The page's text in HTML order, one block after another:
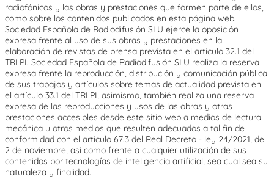
radiofónicos y las obras y prestaciones que formen parte de ellos,
como sobre los contenidos publicados en esta página web.
Sociedad Española de Radiodifusión SLU ejerce la oposición
expresa frente al uso de sus obras y prestaciones en la
elaboración de revistas de prensa prevista en el artículo 32.1 del
TRLPI. Sociedad Española de Radiodifusión SLU realiza la reserva
expresa frente la reproducción, distribución y comunicación pública
de sus trabajos y artículos sobre temas de actualidad prevista en
el artículo 33.1 del TRLPI, asimismo, también realiza una reserva
expresa de las reproducciones y usos de las obras y otras
prestaciones accesibles desde este sitio web a medios de lectura
mecánica u otros medios que resulten adecuados a tal fin de
conformidad con el artículo 67.3 del Real Decreto - ley 24/2021, de
2 de noviembre, así como frente a cualquier utilización de sus
contenidos por tecnologías de inteligencia artificial, sea cual sea su
naturaleza y finalidad.